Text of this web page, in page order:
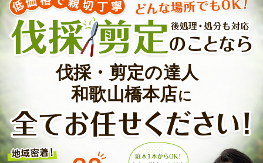
伐採・剪定の達人
和歌山橋本店に